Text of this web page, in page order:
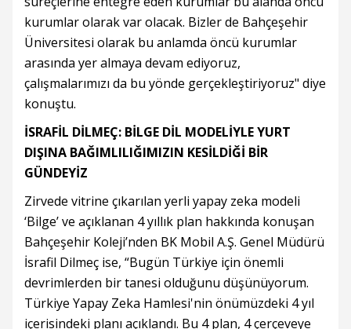
kurumlar olarak var olacak. Bizler de Bahçeşehir
Üniversitesi olarak bu anlamda öncü kurumlar
arasında yer almaya devam ediyoruz,
çalışmalarımızı da bu yönde gerçekleştiriyoruz" diye
konuştu.
İSRAFİL DİLMEÇ: BİLGE DİL MODELİYLE YURT
DIŞINA BAĞIMLILIĞIMIZIN KESİLDİĞİ BİR
GÜNDEYİZ
Zirvede vitrine çıkarılan yerli yapay zeka modeli
‘Bilge’ ve açıklanan 4 yıllık plan hakkında konuşan
Bahçeşehir Koleji’nden BK Mobil A.Ş. Genel Müdürü
İsrafil Dilmeç ise, “Bugün Türkiye için önemli
devrimlerden bir tanesi olduğunu düşünüyorum.
Türkiye Yapay Zeka Hamlesi'nin önümüzdeki 4 yıl
içerisindeki planı açıklandı. Bu 4 plan, 4 çerçeveye